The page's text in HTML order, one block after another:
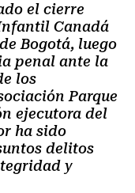
el cierre
Canadá
Bogotá, luego
penal ante la
los
Parque
ejecutora del
ha sido
delitos
y